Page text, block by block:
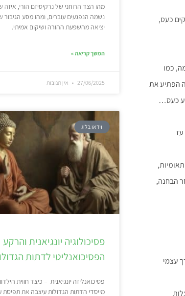
כעס,
כמו
הפתיע את
כעס…
הבחנה,
עצמי
מהו הצד הרוחני של נרקיסיזם הורי, איזה
נשמה הנפגעים עוברים, ומהו מסע
יציאה מהשפעת ההורה ושיקום אמיתי.
המשך קריאה »
27/06/2025 אין תגובות
וידאו בלוג
פסיכולוגיה יונגיאנית והרקע
הפסיכואנליטי לדתות
פסיכואנליזה יונגיאנית – כיצד חווית
מייסדי הדתות הגדולות עיצבה את תפיסת